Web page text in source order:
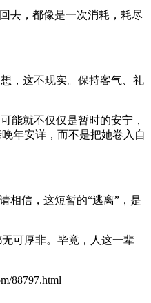
去，都像是一次消耗，耗尽
，这不现实。保持客气、礼
能就不仅仅是暂时的安宁，
年安详，而不是把她卷入自
相信，这短暂的“逃离”，是
可厚非。毕竟，人这一辈
88797.html